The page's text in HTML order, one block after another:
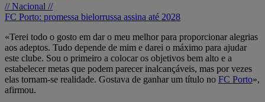
// Nacional //
FC Porto: promessa bielorrussa assina até 2028
«Terei todo o gosto em dar o meu melhor para proporcionar alegrias
aos adeptos. Tudo depende de mim e darei o máximo para ajudar
este clube. Sou o primeiro a colocar os objetivos bem alto e a
estabelecer metas que podem parecer inalcançáveis, mas por vezes
elas tornam-se realidade. Gostava de ganhar um título no FC Porto»,
afirmou.